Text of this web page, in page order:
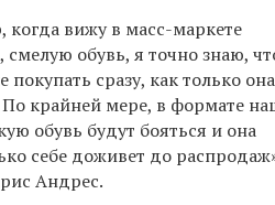
когда вижу в масс-маркете
обувь, я точно знаю,
покупать сразу, как только она
По крайней мере, в формате
обувь будут бояться и она
себе доживет до
Андрес.